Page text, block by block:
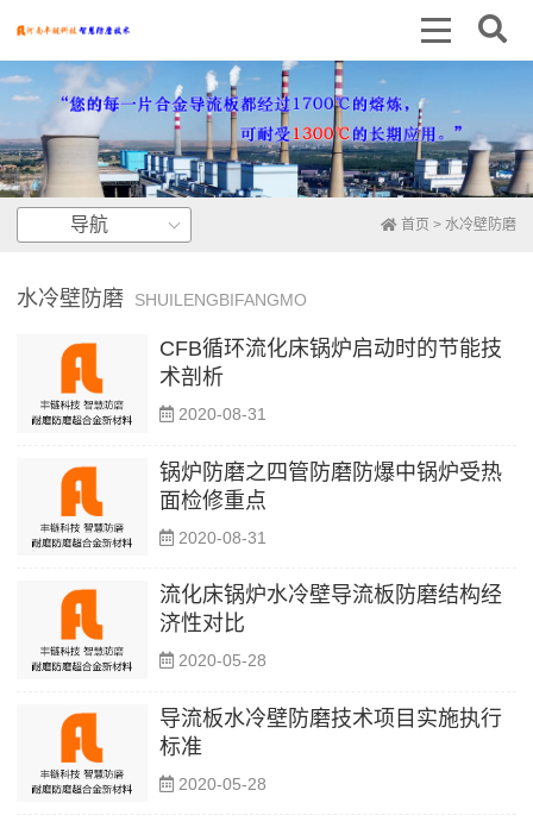
导航 首页 > 水冷壁防磨
水冷壁防磨 SHUILENGBIFANGMO
CFB循环流化床锅炉启动时的节能技
术剖析
2020-08-31
锅炉防磨之四管防磨防爆中锅炉受热
面检修重点
2020-08-31
流化床锅炉水冷壁导流板防磨结构经
济性对比
2020-05-28
导流板水冷壁防磨技术项目实施执行
标准
2020-05-28